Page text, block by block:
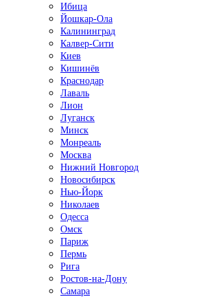
Ибица
Йошкар-Ола
Калининград
Калвер-Сити
Киев
Кишинёв
Краснодар
Лаваль
Лион
Луганск
Минск
Монреаль
Москва
Нижний Новгород
Новосибирск
Нью-Йорк
Николаев
Одесса
Омск
Париж
Пермь
Рига
Ростов-на-Дону
Самара